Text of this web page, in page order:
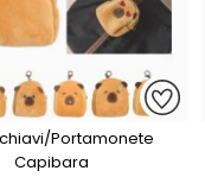
portamonete
Capibara